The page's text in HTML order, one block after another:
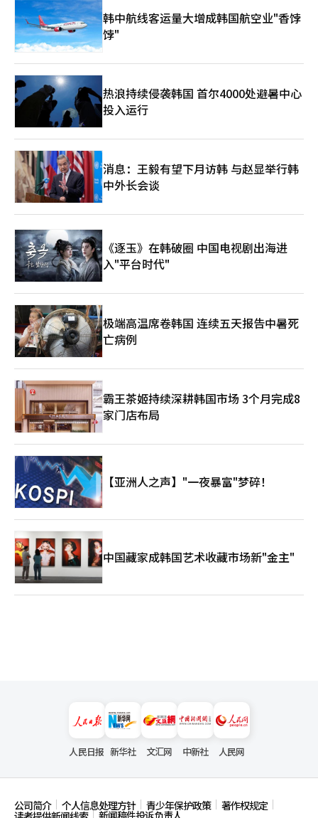
究方向是什么？“研究将围绕‘微生物组’展开，关注全身微生物
生态系统。我们特别关注精神健康领域，参与全球研究，探索自闭
症谱系障碍的症状缓解可能性。未来计划扩展至生物制药领域，开
发基于益生菌的治疗药物。”-研究所未来50年的目标是什
么？“我们计划围绕微生物组和健康老龄化扩大研究，逐步进入生
物制药领域，开发生菌基治疗药物，打造具有全球竞争力的K-益生
菌。”※ 本报道经人工智能（AI）系统翻译与编辑。
韩中航线客运量大增成韩国航空业"香饽
饽"
热浪持续侵袭韩国 首尔4000处避暑中心
投入运行
消息：王毅有望下月访韩 与赵显举行韩
中外长会谈
《逐玉》在韩破圈 中国电视剧出海进
入"平台时代"
极端高温席卷韩国 连续五天报告中暑死
亡病例
霸王茶姬持续深耕韩国市场 3个月完成8
家门店布局
【亚洲人之声】"一夜暴富"梦碎！
中国藏家成韩国艺术收藏市场新"金主"
人民日报 新华社 文汇网 中新社 人民网
公司简介 个人信息处理方针 青少年保护政策 著作权规定
新闻稿件投诉负责人